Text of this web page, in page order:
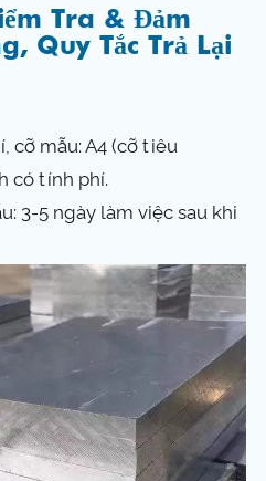
Tra & Đảm
Quy Tắc Trả Lại
cỡ mẫu: A4 (cỡ tiêu
có tính phí.
3-5 ngày làm việc sau khi